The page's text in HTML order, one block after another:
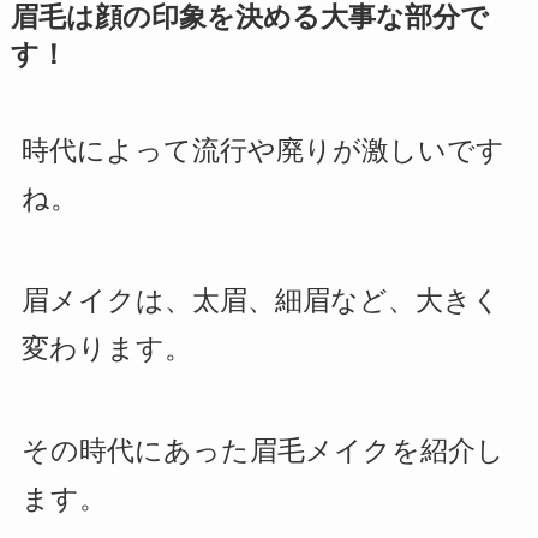
眉毛は顔の印象を決める大事な部分で
す！
時代によって流行や廃りが激しいです
ね。
眉メイクは、太眉、細眉など、大きく
変わります。
その時代にあった眉毛メイクを紹介し
ます。